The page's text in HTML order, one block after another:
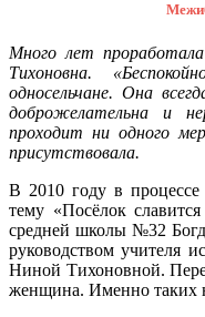
Много лет
Тихоновна.
односельчане. Она
доброжелательна и
проходит ни одного
присутствовала.
В 2010 году в процессе
тему «Посёлок
средней школы №32
руководством учителя
Ниной Тихоновной.
женщина. Именно таких